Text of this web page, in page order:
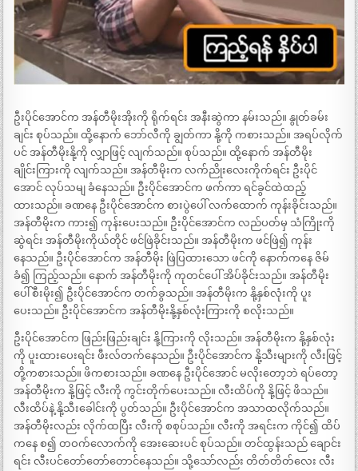
ဦးပိုင်အောင်က အန်တီမိုးအိုးကို ရိုက်ရင်း အနီးဆွဲကာ နမ်းသည်။ နွုတ်ခမ်း
ချင်း စုပ်သည်။ ထို့နောက် ဘော်လီကို ချွတ်ကာ နို့ကို ကစားသည်။ အရပ်လိုက်
ပင် အန်တီမိုးနို့ကို လျှာဖြင့် လျက်သည်။ စုပ်သည်။ ထို့နောက် အန်တီမိုး
ချိုင်းကြားကို လျက်သည်။ အန်တီမိုးက လက်ညိုးလေးကိုက်ရင်း ဦးပိုင်
အောင် လုပ်သမျ ခံနေသည်။ ဦးပိုင်အောင်က ဖက်ကာ ရင်ခွင်ထဲထည့်
ထားသည်။ ခဏနေ ဦးပိုင်အောင်က စားပွဲပေါ် လက်ထောက် ကုန်းခိုင်းသည်။
အန်တီမိုးက ကား၍ ကုန်းပေးသည်။ ဦးပိုင်အောင်က လည်ပတ်မှ သံကြိုးကို
ဆွဲရင်း အန်တီမိုးကိုယ်တိုင် ဖင်ဖြဲခိုင်းသည်။ အန်တီမိုးက ဖင်ဖြဲ၍ ကုန်း
နေသည်။ ဦးပိုင်အောင်က အန်တီမိုး ဖြဲပြထားသော ဖင်ကို နောက်ကနေ ဇိမ်
ခံ၍ ကြည့်သည်။ နောက် အန်တီမိုးကို ကုတင်ပေါ် အိပ်ခိုင်းသည်။ အန်တီမိုး
ပေါ် စီးမိုး၍ ဦးပိုင်အောင်က တက်ခွသည်။ အန်တီမိုးက နို့နှစ်လုံးကို ပူး
ပေးသည်။ ဦးပိုင်အောင်က အန်တီမိုးနို့နှစ်လုံးကြားကို စလိုးသည်။
ဦးပိုင်အောင်က ဖြည်းဖြည်းချင်း နို့ကြားကို လိုးသည်။ အန်တီမိုးက နို့နှစ်လုံး
ကို ပူးထားပေးရင်း ဖီးလ်တက်နေသည်။ ဦးပိုင်အောင်က နို့သီးများကို လီးဖြင့်
တို့ကစားသည်။ ဖိကစားသည်။ ခဏနေ ဦးပိုင်အောင် မလိုးတော့ဘဲ ရပ်တော့
အန်တီမိုးက နို့ဖြင့် လီးကို ကွင်းတိုက်ပေးသည်။ လီးထိပ်ကို နို့ဖြင့် ဖိသည်။
လီးထိပ်နဲ့ နို့သီးခေါင်းကို ပွတ်သည်။ ဦးပိုင်အောင်က အသာထလိုက်သည်။
အန်တီမိုးလည်း လိုက်ထပြီး လီးကို စစုပ်သည်။ လီးကို အရင်းက ကိုင်၍ ထိပ်
ကနေ စ၍ တဝက်လောက်ကို အေးဆေးပင် စုပ်သည်။ တင်ထွန်းသည် ချောင်း
ရင်း လီးပင်တော်တော်တောင်နေသည်။ သို့သော်လည်း တိတ်တိတ်လေး လီး